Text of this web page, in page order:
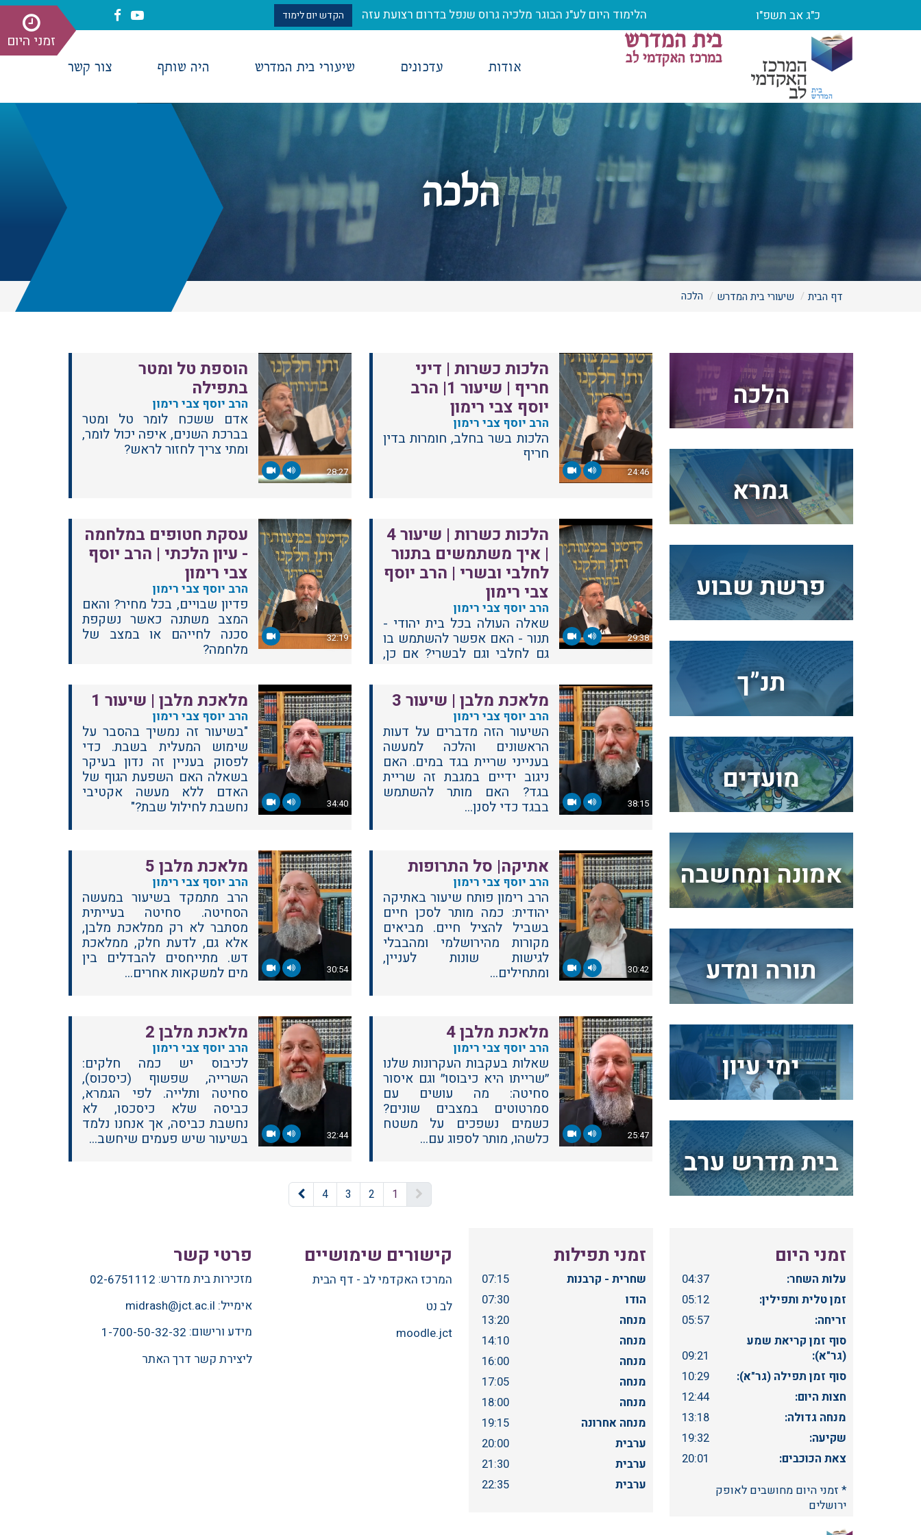
כ"ג אב תשפ"ו הלימוד היום לע"נ הבוגר מלכיה גרוס שנפל בדרום רצועת עזה הקדש יום לימוד
בית המדרש
במרכז האקדמי לב אודות עדכונים שיעורי בית המדרש היה שותף צור קשר
זמני היום
הלכה
דף הבית שיעורי בית המדרש הלכה
הלכה
גמרא
פרשת שבוע
תנ”ך
מועדים
אמונה ומחשבה
תורה ומדע
ימי עיון
בית מדרש ערב
24:46
הלכות כשרות | דיני
חריף | שיעור 1| הרב
יוסף צבי רימון
הרב יוסף צבי רימון
הלכות בשר בחלב, חומרות בדין
חריף
28:27
הוספת טל ומטר
בתפילה
הרב יוסף צבי רימון
אדם ששכח לומר טל ומטר
בברכת השנים, איפה יכול לומר,
ומתי צריך לחזור לראש?
29:38
הלכות כשרות | שיעור 4
| איך משתמשים בתנור
לחלבי ובשרי | הרב יוסף
צבי רימון
הרב יוסף צבי רימון
שאלה העולה בכל בית יהודי -
תנור - האם אפשר להשתמש בו
גם לחלבי וגם לבשרי? אם כן,
32:19
עסקת חטופים במלחמה
- עיון הלכתי | הרב יוסף
צבי רימון
הרב יוסף צבי רימון
פדיון שבויים, בכל מחיר? והאם
המצב משתנה כאשר נשקפת
סכנה לחייהם או במצב של
מלחמה?
38:15
מלאכת מלבן | שיעור 3
הרב יוסף צבי רימון
השיעור הזה מדברים על דעות
הראשונים והלכה למעשה
בענייני שריית בגד במים. האם
ניגוב ידיים במגבת זה שריית
בגד? האם מותר להשתמש
בבגד כדי לסנן... 34:40
מלאכת מלבן | שיעור 1
הרב יוסף צבי רימון
"בשיעור זה נמשיך בהסבר על
שימוש המעלית בשבת. כדי
לפסוק בעניין זה נדון בעיקר
בשאלה האם השפעת הגוף של
האדם ללא מעשה אקטיבי
נחשבת לחילול שבת?"
30:42
אתיקה| סל התרופות
הרב יוסף צבי רימון
הרב רימון פותח שיעור באתיקה
יהודית: כמה מותר לסכן חיים
בשביל להציל חיים. מביאים
מקורות מהירושלמי ומהבבלי
לגישות שונות לעניין,
ומתחילים... 30:54
מלאכת מלבן 5
הרב יוסף צבי רימון
הרב מתמקד בשיעור במעשה
הסחיטה. סחיטה בעייתית
מסתבר לא רק ממלאכת מלבן,
אלא גם, לדעת חלק, ממלאכת
דש. מתייחסים להבדלים בין
מים למשקאות אחרים...
25:47
מלאכת מלבן 4
הרב יוסף צבי רימון
שאלות בעקבות העקרונות שלנו
״שרייתו היא כיבוסו״ וגם איסור
סחיטה: מה עושים עם
סמרטוטים במצבים שונים?
כשמים נשפכים על משטח
כלשהו, מותר לספוג עם... 32:44
מלאכת מלבן 2
הרב יוסף צבי רימון
לכיבוס יש כמה חלקים:
השרייה, שפשוף (כיסכוס),
סחיטה ותלייה. לפי הגמרא,
כביסה שלא כיסכסו, לא
נחשבת כביסה, אך אנחנו נלמד
בשיעור שיש פעמים שיחשב...
1
2
3
4
זמני היום
עלות השחר:
04:37
זמן טלית ותפילין:
05:12
זריחה:
05:57
סוף זמן קריאת שמע
(גר"א):
09:21
סוף זמן תפילה (גר"א):
10:29
חצות היום:
12:44
מנחה גדולה:
13:18
שקיעה:
19:32
צאת הכוכבים:
20:01
* זמני היום מחושבים לאופק
ירושלים
זמני תפילות
שחרית - קרבנות
07:15
הודו
07:30
מנחה
13:20
מנחה
14:10
מנחה
16:00
מנחה
17:05
מנחה
18:00
מנחה אחרונה
19:15
ערבית
20:00
ערבית
21:30
ערבית
22:35
קישורים שימושיים
המרכז האקדמי לב - דף הבית
לב נט
moodle.jct
פרטי קשר
מזכירות בית מדרש: 02-6751112
אימייל: midrash@jct.ac.il
מידע ורישום: 1-700-50-32-32
ליצירת קשר דרך האתר